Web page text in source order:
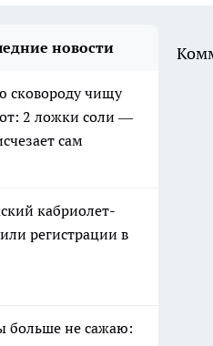
новости
сковороду чищу
2 ложки соли —
сам
кабриолет-
регистрации в
больше не сажаю: